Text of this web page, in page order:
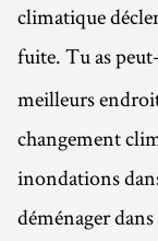
climatique
fuite. Tu as
meilleurs
changement
inondations
déménager